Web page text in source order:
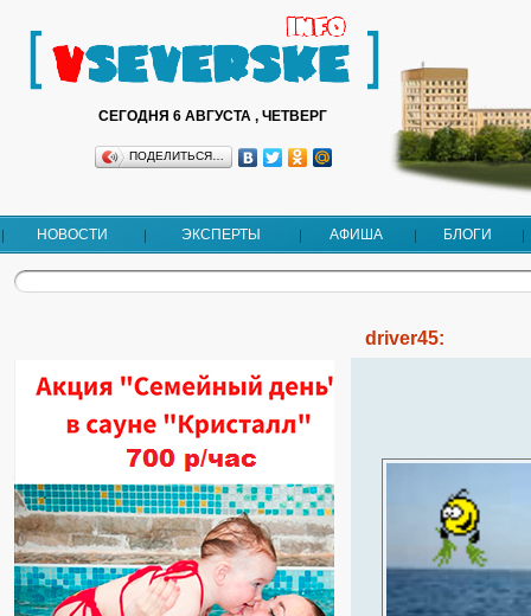
СЕГОДНЯ 6 АВГУСТА , ЧЕТВЕРГ
ПОДЕЛИТЬСЯ…
НОВОСТИ ЭКСПЕРТЫ АФИША БЛОГИ
driver45: